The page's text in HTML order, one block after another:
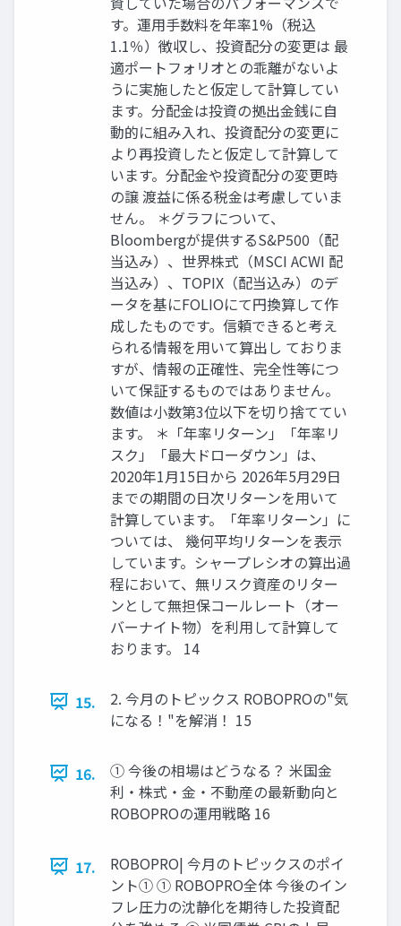
す。運用手数料を年率1%（税込
1.1％）徴収し、投資配分の変更は 最
適ポートフォリオとの乖離がないよ
うに実施したと仮定して計算してい
ます。分配金は投資の拠出金銭に自
動的に組み入れ、投資配分の変更に
より再投資したと仮定して計算して
います。分配金や投資配分の変更時
の譲 渡益に係る税金は考慮していま
せん。 ＊グラフについて、
Bloombergが提供するS&P500（配
当込み）、世界株式（MSCI ACWI 配
当込み）、TOPIX（配当込み）のデ
ータを基にFOLIOにて円換算して作
成したものです。信頼できると考え
られる情報を用いて算出し ておりま
すが、情報の正確性、完全性等につ
いて保証するものではありません。
数値は小数第3位以下を切り捨ててい
ます。 ＊「年率リターン」「年率リ
スク」「最大ドローダウン」は、
2020年1月15日から 2026年5月29日
までの期間の日次リターンを用いて
計算しています。「年率リターン」に
ついては、 幾何平均リターンを表示
しています。シャープレシオの算出過
程において、無リスク資産のリター
ンとして無担保コールレート（オー
バーナイト物）を利用して計算して
おります。 14
15.
2. 今月のトピックス ROBOPROの"気
になる！"を解消！ 15
16.
① 今後の相場はどうなる？ 米国金
利・株式・金・不動産の最新動向と
ROBOPROの運用戦略 16
17.
ROBOPRO| 今月のトピックスのポイ
ント① ① ROBOPRO全体 今後のイン
フレ圧力の沈静化を期待した投資配